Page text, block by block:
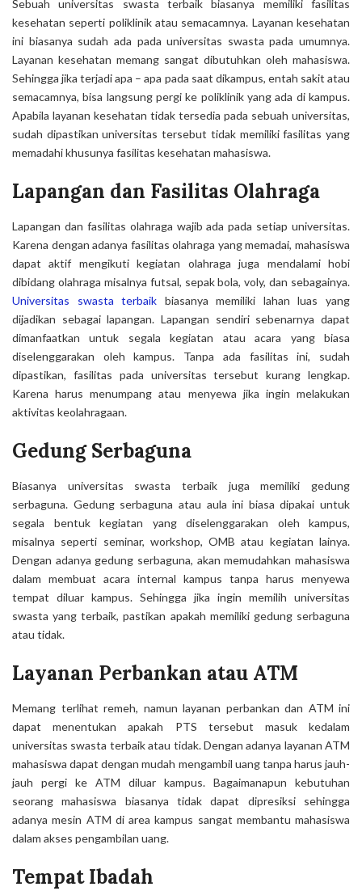
Sebuah universitas swasta terbaik biasanya memiliki fasilitas
kesehatan seperti poliklinik atau semacamnya. Layanan kesehatan
ini biasanya sudah ada pada universitas swasta pada umumnya.
Layanan kesehatan memang sangat dibutuhkan oleh mahasiswa.
Sehingga jika terjadi apa – apa pada saat dikampus, entah sakit atau
semacamnya, bisa langsung pergi ke poliklinik yang ada di kampus.
Apabila layanan kesehatan tidak tersedia pada sebuah universitas,
sudah dipastikan universitas tersebut tidak memiliki fasilitas yang
memadahi khusunya fasilitas kesehatan mahasiswa.
Lapangan dan Fasilitas Olahraga
Lapangan dan fasilitas olahraga wajib ada pada setiap universitas.
Karena dengan adanya fasilitas olahraga yang memadai, mahasiswa
dapat aktif mengikuti kegiatan olahraga juga mendalami hobi
dibidang olahraga misalnya futsal, sepak bola, voly, dan sebagainya.
Universitas swasta terbaik biasanya memiliki lahan luas yang
dijadikan sebagai lapangan. Lapangan sendiri sebenarnya dapat
dimanfaatkan untuk segala kegiatan atau acara yang biasa
diselenggarakan oleh kampus. Tanpa ada fasilitas ini, sudah
dipastikan, fasilitas pada universitas tersebut kurang lengkap.
Karena harus menumpang atau menyewa jika ingin melakukan
aktivitas keolahragaan.
Gedung Serbaguna
Biasanya universitas swasta terbaik juga memiliki gedung
serbaguna. Gedung serbaguna atau aula ini biasa dipakai untuk
segala bentuk kegiatan yang diselenggarakan oleh kampus,
misalnya seperti seminar, workshop, OMB atau kegiatan lainya.
Dengan adanya gedung serbaguna, akan memudahkan mahasiswa
dalam membuat acara internal kampus tanpa harus menyewa
tempat diluar kampus. Sehingga jika ingin memilih universitas
swasta yang terbaik, pastikan apakah memiliki gedung serbaguna
atau tidak.
Layanan Perbankan atau ATM
Memang terlihat remeh, namun layanan perbankan dan ATM ini
dapat menentukan apakah PTS tersebut masuk kedalam
universitas swasta terbaik atau tidak. Dengan adanya layanan ATM
mahasiswa dapat dengan mudah mengambil uang tanpa harus jauh-
jauh pergi ke ATM diluar kampus. Bagaimanapun kebutuhan
seorang mahasiswa biasanya tidak dapat dipresiksi sehingga
adanya mesin ATM di area kampus sangat membantu mahasiswa
dalam akses pengambilan uang.
Tempat Ibadah